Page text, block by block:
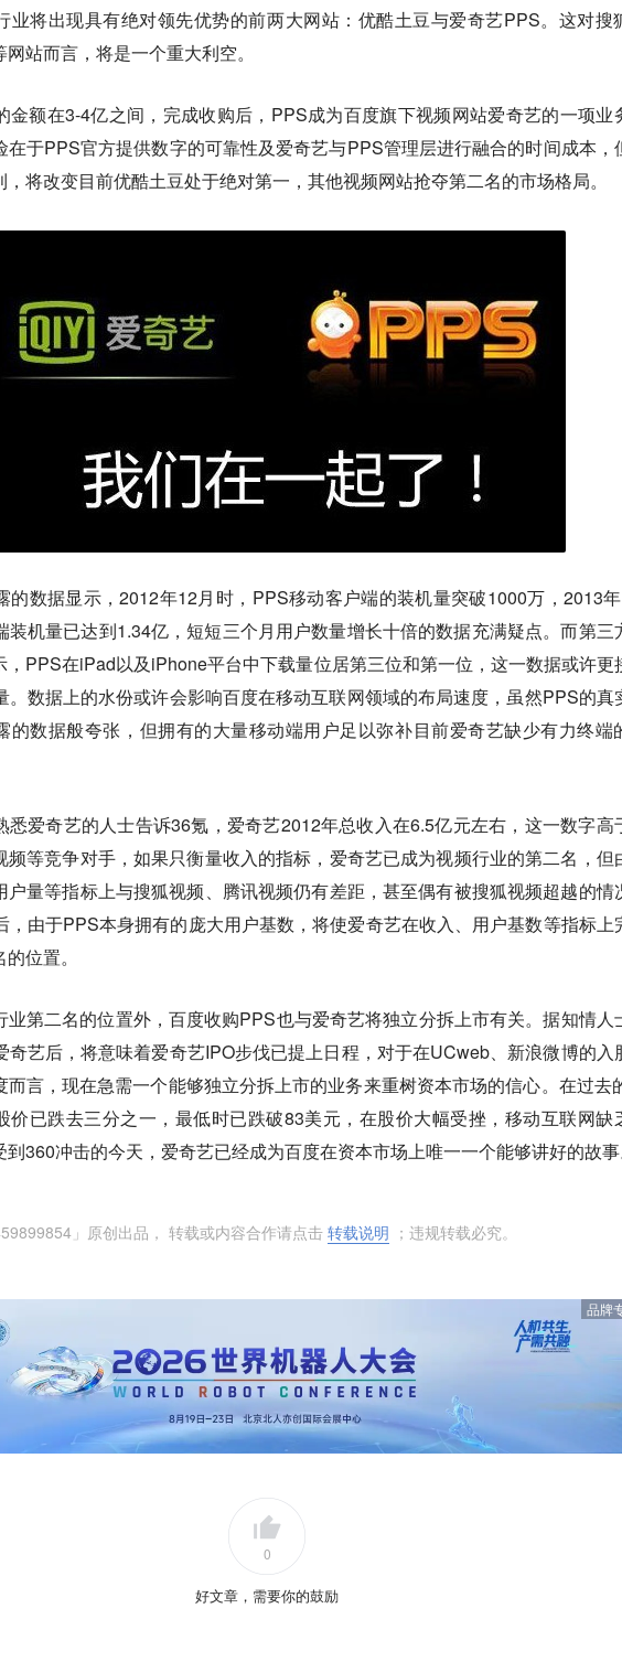
业将出现具有绝对领先优势的前两大网站：优酷土豆与爱奇艺PPS。这对搜
站而言，将是一个重大利空。
金额在3-4亿之间，完成收购后，PPS成为百度旗下视频网站爱奇艺的一项业
在于PPS官方提供数字的可靠性及爱奇艺与PPS管理层进行融合的时间成本，
将改变目前优酷土豆处于绝对第一，其他视频网站抢夺第二名的市场格局。
的数据显示，2012年12月时，PPS移动客户端的装机量突破1000万，2013
装机量已达到1.34亿，短短三个月用户数量增长十倍的数据充满疑点。而第三
，PPS在iPad以及iPhone平台中下载量位居第三位和第一位，这一数据或许更
。数据上的水份或许会影响百度在移动互联网领域的布局速度，虽然PPS的真
的数据般夸张，但拥有的大量移动端用户足以弥补目前爱奇艺缺少有力终端
悉爱奇艺的人士告诉36氪，爱奇艺2012年总收入在6.5亿元左右，这一数字高
频等竞争对手，如果只衡量收入的指标，爱奇艺已成为视频行业的第二名，但
户量等指标上与搜狐视频、腾讯视频仍有差距，甚至偶有被搜狐视频超越的情
，由于PPS本身拥有的庞大用户基数，将使爱奇艺在收入、用户基数等指标上
位置。
业第二名的位置外，百度收购PPS也与爱奇艺将独立分拆上市有关。据知情人
奇艺后，将意味着爱奇艺IPO步伐已提上日程，对于在UCweb、新浪微博的入
而言，现在急需一个能够独立分拆上市的业务来重树资本市场的信心。在过去
价已跌去三分之一，最低时已跌破83美元，在股价大幅受挫，移动互联网缺
到360冲击的今天，爱奇艺已经成为百度在资本市场上唯一一个能够讲好的故
」原创出品， 转载或内容合作请点击 转载说明 ；违规转载必究。
品牌
0
好文章，需要你的鼓励